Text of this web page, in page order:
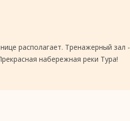
располагает. Тренажерный зал -
набережная реки Тура!